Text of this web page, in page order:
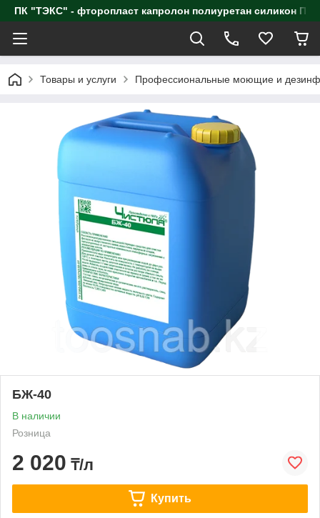
ПК "ТЭКС" - фторопласт капролон полиуретан
Товары и услуги Профессиональные моющие и
БЖ-40
В наличии
Розница
2 020 ₸/л
Купить